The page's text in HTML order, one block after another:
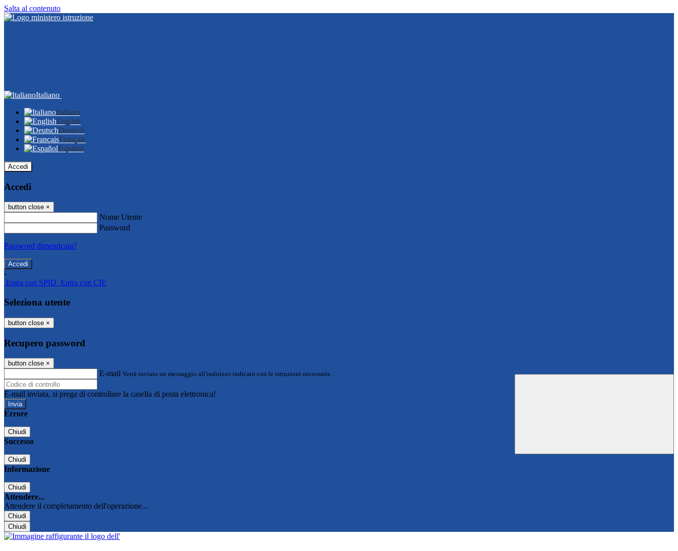
Salta al contenuto
Italiano
Italiano
English
Deutsch
Français
Español
Accedi
Accedi
button close ×
Nome Utente
Password
Password dimenticata?
-
Entra con SPID Entra con CIE
Seleziona utente
button close ×
Recupero password
button close ×
E-mail Verrà inviato un messaggio all'indirizzo indicato con le istruzioni necessarie.
E-mail inviata, si prega di controllare la casella di posta elettronica!
Errore
Chiudi
Successo
Chiudi
Informazione
Chiudi
Attendere...
Attendere il completamento dell'operazione...
Chiudi
Chiudi